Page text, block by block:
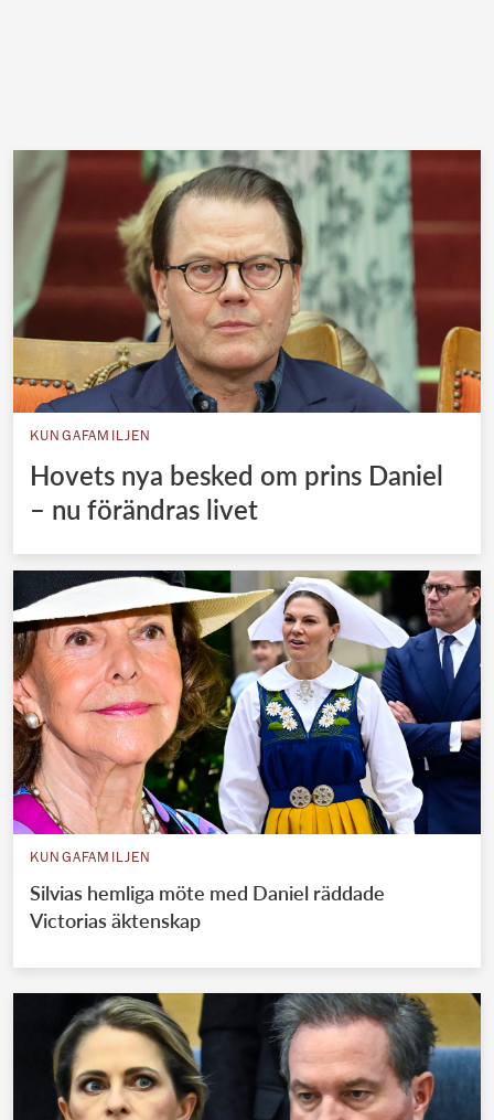
KUNGAFAMILJEN
Hovets nya besked om prins Daniel
– nu förändras livet
KUNGAFAMILJEN
Silvias hemliga möte med Daniel räddade
Victorias äktenskap